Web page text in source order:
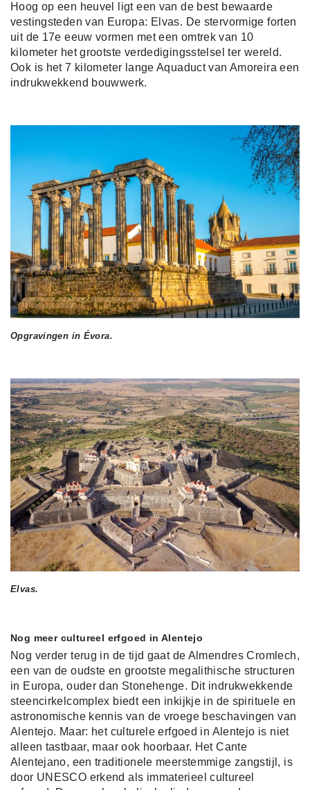
Hoog op een heuvel ligt een van de best bewaarde
vestingsteden van Europa: Elvas. De stervormige forten
uit de 17e eeuw vormen met een omtrek van 10
kilometer het grootste verdedigingsstelsel ter wereld.
Ook is het 7 kilometer lange Aquaduct van Amoreira een
indrukwekkend bouwwerk.
Opgravingen in Évora.
Elvas.
Nog meer cultureel erfgoed in Alentejo
Nog verder terug in de tijd gaat de Almendres Cromlech,
een van de oudste en grootste megalithische structuren
in Europa, ouder dan Stonehenge. Dit indrukwekkende
steencirkelcomplex biedt een inkijkje in de spirituele en
astronomische kennis van de vroege beschavingen van
Alentejo. Maar: het culturele erfgoed in Alentejo is niet
alleen tastbaar, maar ook hoorbaar. Het Cante
Alentejano, een traditionele meerstemmige zangstijl, is
door UNESCO erkend als immaterieel cultureel